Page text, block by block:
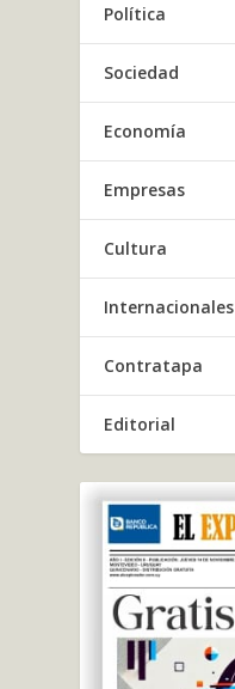
Política
Sociedad
Economía
Empresas
Cultura
Internacionales
Contratapa
Editorial